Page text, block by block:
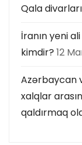
Qala
İranın yeni
kimdir? 12
Azərbaycan
xalqlar
qaldırmaq